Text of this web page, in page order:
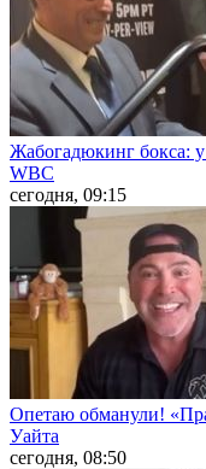
Жабогадюкинг бокса:
WBC
сегодня, 09:15
Опетаю обманули!
Уайта
сегодня, 08:50